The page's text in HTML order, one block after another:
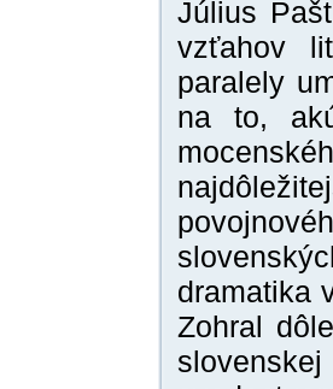
Július
vzťahov
paralely
na to,
dramatika
Zohral